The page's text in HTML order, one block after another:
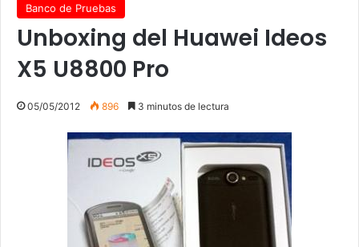
Banco de Pruebas
Unboxing del Huawei Ideos
X5 U8800 Pro
05/05/2012 896 3 minutos de lectura